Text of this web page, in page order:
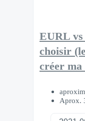
EURL vs
choisir
créer ma
Aprox.